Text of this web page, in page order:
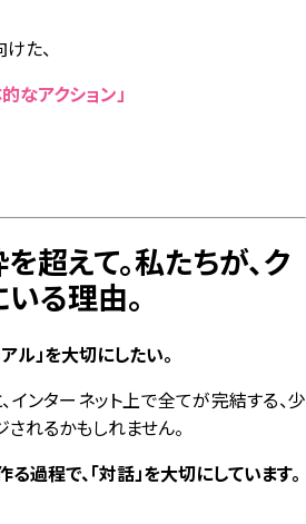
た、
なアクション」
超えて。私たちが、ク
いる理由。
ル」を大切にしたい。
、インターネット上で全てが完結する、少
れるかもしれません。
る過程で、「対話」を大切にしています。